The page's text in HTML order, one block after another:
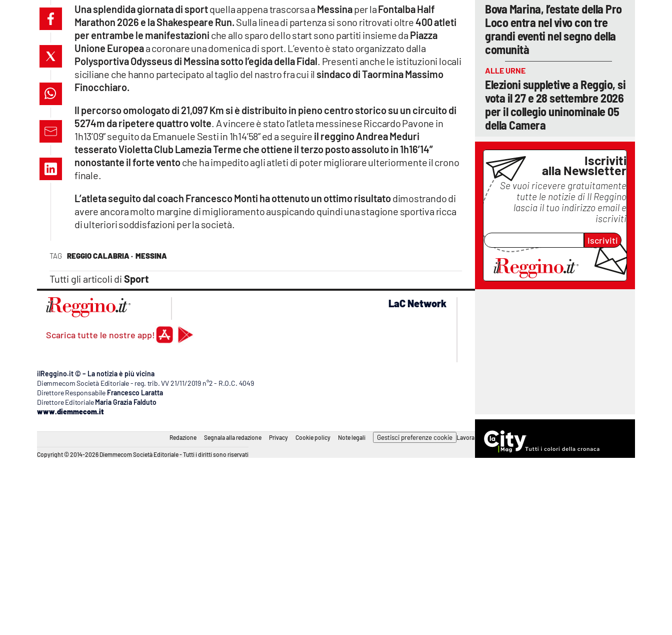
cosenzachannel.it
catanzarochannel.it
lacapitalenews.it
TAG REGGIO CALABRIA · MESSINA
Tutti gli articoli di Sport
Una splendida giornata di sportquella appena trascorsa a Messinaper laFontalba Half
Marathon 2026 e la Shakespeare Run. Sulla linea di partenza si sono ritrovati oltre400 atleti
per entrambe le manifestazioni che allo sparo dello start sono partiti insieme da Piazza
Unione Europeaa coronare una domenica di sport. L’evento è stato organizzato dalla
Polysportiva Odysseus di Messina sotto l’egida della Fidal. Presenti anche le istituzioni locali
siciliane che hanno partecipato al taglio del nastro fra cui il sindaco di Taormina Massimo
Finocchiaro.
Il percorso omologato di 21,097 Km si è distribuito in pieno centro storico su un circuito di
5274m da ripetere quattro volte. A vincere è stato l’atleta messinese Riccardo Pavone in
1h13’09” seguito da Emanuele Sesti in 1h14’58” ed a seguire il reggino Andrea Meduri
tesserato Violetta Club Lamezia Terme che ottiene il terzo posto assoluto in 1h16’14”
nonostante il forte ventoche ha impedito agli atleti di poter migliorare ulteriormente il crono
finale.
L’atleta seguito dal coach Francesco Monti ha ottenuto un ottimo risultatodimostrando di
avere ancora molto margine di miglioramento auspicando quindi una stagione sportiva ricca
di ulteriori soddisfazioni per la società.
Bova Marina, l’estate della Pro
Loco entra nel vivo con tre
grandi eventi nel segno della
comunità
ALLE URNE
Elezioni suppletive a Reggio, si
vota il 27 e 28 settembre 2026
per il collegio uninominale 05
della Camera
Iscriviti
alla Newsletter
Se vuoi ricevere gratuitamente
tutte le notizie di Il Reggino
lascia il tuo indirizzo email e
iscriviti
Iscriviti
Scarica tutte le nostre app!
LaC Network
ilReggino.it © – La notizia è più vicina
Diemmecom Società Editoriale - reg. trib. VV 21/11/2019 n°2 - R.O.C. 4049
Direttore Responsabile Francesco Laratta
Direttore Editoriale Maria Grazia Falduto
www.diemmecom.it
Redazione Segnala alla redazione Privacy Cookie policy Note legali Gestisci preferenze cookie Lavora con noi
Copyright © 2014-2026 Diemmecom Società Editoriale - Tutti i diritti sono riservati